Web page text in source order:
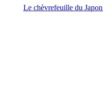
Le chèvrefeuille du